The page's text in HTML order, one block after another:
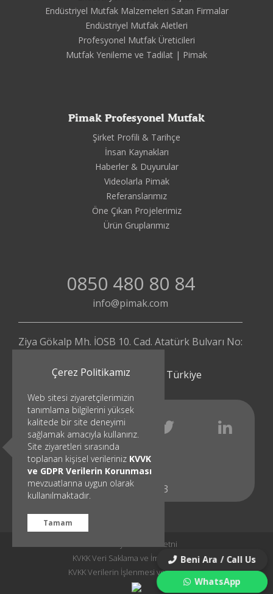
Çerez Politikamız
Web sitesi ziyaretçilerimizin
tanımlama bilgilerini yüksek
kalitede bir site deneyimi
sağlamak amacıyla kullanırız.
Site ziyaretleri sırasında
toplanan kişisel verileriniz KVVK
ve GDPR Verilerin Korunması
mevzuatlarına uygun olarak
kullanılmaktadır.
Tamam
Endüstriyel Mutfak Malzemeleri Satan Firmalar
Endüstriyel Mutfak Aletleri
Profesyonel Mutfak Üreticileri
Mutfak Yenileme ve Tadilat | Pimak
Pimak Profesyonel Mutfak
Şirket Profili & Tarihçe
İnsan Kaynakları
Haberler & Duyurular
Videolarla Pimak
Referanslarımız
Öne Çıkan Projelerimiz
Ürün Gruplarımız
0850 480 80 84
info@pimak.com
Ziya Gökalp Mh. İOSB 10. Cad. Atatürk Bulvarı No:
Başakşehir - İstanbul | Türkiye
© 1991 - 2023
KVKK Aydınlatma Metni
KVKK Veri Saklama ve İmha Politikası
KVKK Verilerin İşlenmesi ve Korunması
Beni Ara / Call Us
WhatsApp